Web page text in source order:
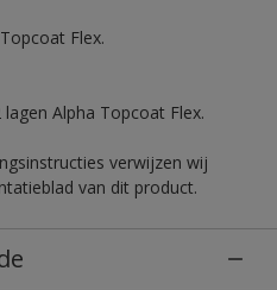
Flex.
Alpha Topcoat Flex.
verwijzen wij
van dit product.